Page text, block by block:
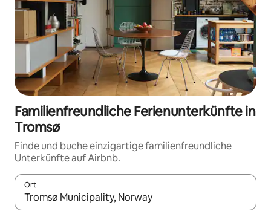
Familienfreundliche Ferienunterkünfte in
Tromsø
Finde und buche einzigartige familienfreundliche
Unterkünfte auf Airbnb.
Ort
Wenn Ergebnisse verfügbar sind, navigiere mit den